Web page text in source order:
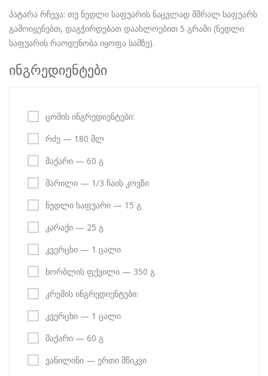
შესვლა / რეგისტრაცია
პატარა რჩევა: თუ ნედლი საფუარის ნაცვლად მშრალ საფუარს
გამოიყენებთ, დაგჭირდებათ დაახლოებით 5 გრამი (ნედლი
საფუარის რაოდენობა იყოფა სამზე).
ინგრედიენტები
ცომის ინგრედიენტები:
რძე — 180 მლ
შაქარი — 60 გ
მარილი — 1/3 ჩაის კოვზი
ნედლი საფუარი — 15 გ
კარაქი — 25 გ
კვერცხი — 1 ცალი
ხორბლის ფქვილი — 350 გ
კრემის ინგრედიენტები:
კვერცხი — 1 ცალი
შაქარი — 60 გ
ვანილინი — ერთი მწიკვი